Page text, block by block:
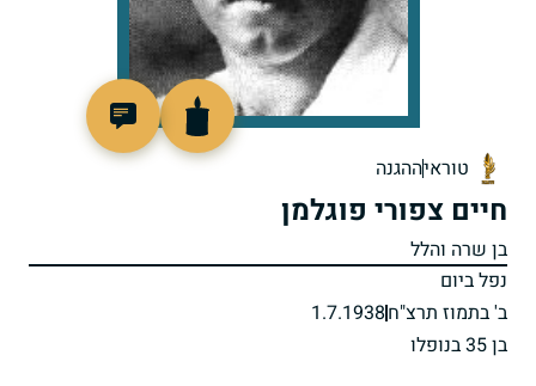
טוראיההגנה
חיים צפורי פוגלמן
בן שרה והלל
נפל ביום
ב' בתמוז תרצ"ח1.7.1938
בן 35 בנופלו